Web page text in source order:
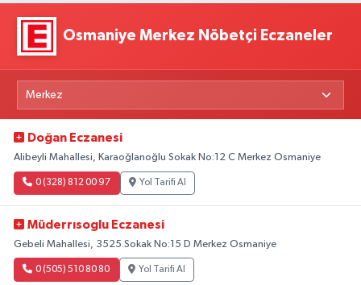
Osmaniye Merkez Nöbetçi Eczaneler
Doğan Eczanesi
Alibeyli Mahallesi, Karaoğlanoğlu Sokak No:12 C Merkez Osmaniye
0 (328) 812 00 97 Yol Tarifi Al
Müderrısoglu Eczanesi
Gebeli Mahallesi, 3525.Sokak No:15 D Merkez Osmaniye
0 (505) 510 80 80 Yol Tarifi Al